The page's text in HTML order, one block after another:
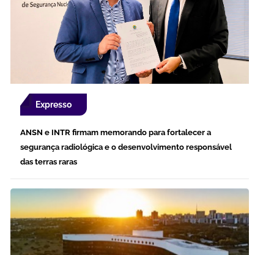
Expresso
ANSN e INTR firmam memorando para fortalecer a
segurança radiológica e o desenvolvimento responsável
das terras raras